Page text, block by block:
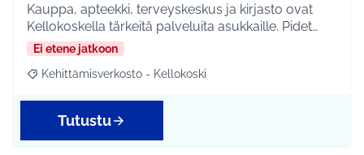
Kauppa, apteekki, terveyskeskus ja kirjasto ovat
Kellokoskella tärkeitä palveluita asukkaille. Pidet…
Ei etene jatkoon
Rajaa tulokset aihepiirin mukaan: Kehittämisverkosto -
Kehittämisverkosto - Kellokoski
Tutustu